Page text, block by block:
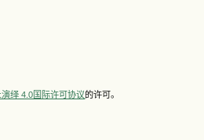
绎 4.0国际许可协议的许可。